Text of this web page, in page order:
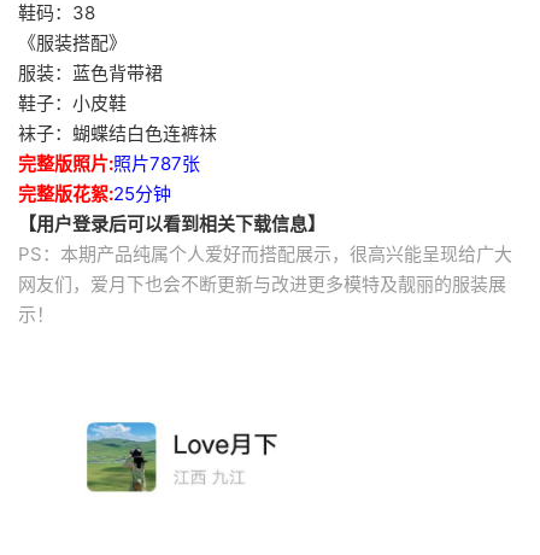
鞋码：38
《服装搭配》
服装：蓝色背带裙
鞋子：小皮鞋
袜子：蝴蝶结白色连裤袜
完整版照片:照片787张
完整版花絮:25分钟
【用户登录后可以看到相关下载信息】
PS：本期产品纯属个人爱好而搭配展示，很高兴能呈现给广大
网友们，爱月下也会不断更新与改进更多模特及靓丽的服装展
示！